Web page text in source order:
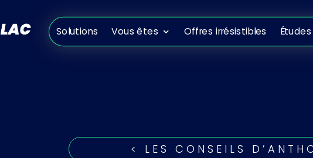
Solutions Vous êtes Offres irrésistibles
Solutions Vous êtes Offres irrésistibles
< LES CONSEILS